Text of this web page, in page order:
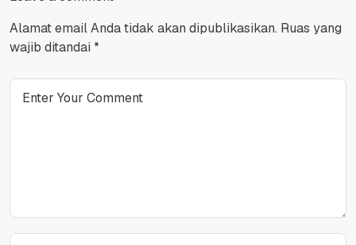
Alamat email Anda tidak akan dipublikasikan. Ruas yang
wajib ditandai *